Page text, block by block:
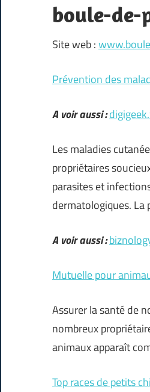
boule-
Site web :
Prévention des
A voir aussi :
Les maladies
propriétaires
parasites et
dermatologiques. La
A voir aussi :
Mutuelle pour
Assurer la santé de
nombreux
animaux apparaît
Top races de petits